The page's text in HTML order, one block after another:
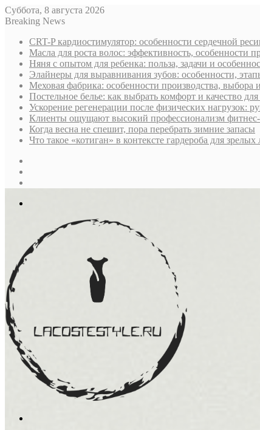
Суббота, 8 августа 2026
Breaking News
CRT-P кардиостимулятор: особенности сердечной
Масла для роста волос: эффективность, особенности
Няня с опытом для ребенка: польза, задачи и
Элайнеры для выравнивания зубов: особенности,
Меховая фабрика: особенности производства,
Постельное белье: как выбрать комфорт и качество для
Ускорение регенерации после физических нагрузок:
Клиенты ощущают высокий профессионализм фитнес-
Когда весна не спешит, пора перебрать зимние запасы
Что такое «котиган» в контексте гардероба для